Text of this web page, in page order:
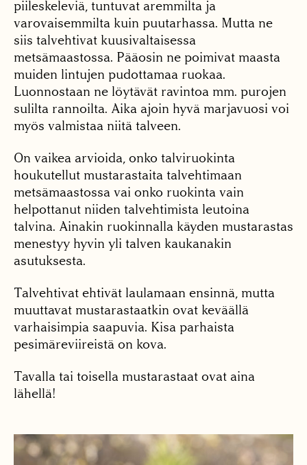
piileskeleviä, tuntuvat aremmilta ja
varovaisemmilta kuin puutarhassa. Mutta ne
siis talvehtivat kuusivaltaisessa
metsämaastossa. Pääosin ne poimivat maasta
muiden lintujen pudottamaa ruokaa.
Luonnostaan ne löytävät ravintoa mm. purojen
sulilta rannoilta. Aika ajoin hyvä marjavuosi voi
myös valmistaa niitä talveen.
On vaikea arvioida, onko talviruokinta
houkutellut mustarastaita talvehtimaan
metsämaastossa vai onko ruokinta vain
helpottanut niiden talvehtimista leutoina
talvina. Ainakin ruokinnalla käyden mustarastas
menestyy hyvin yli talven kaukanakin
asutuksesta.
Talvehtivat ehtivät laulamaan ensinnä, mutta
muuttavat mustarastaatkin ovat keväällä
varhaisimpia saapuvia. Kisa parhaista
pesimäreviireistä on kova.
Tavalla tai toisella mustarastaat ovat aina
lähellä!